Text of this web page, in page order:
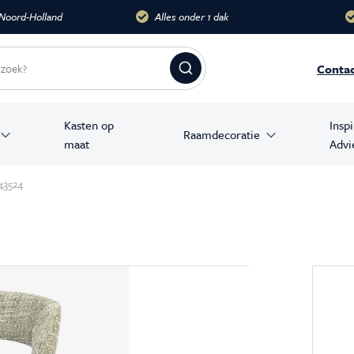
Meer dan 10.000 m2
Kasten op
maat
Raamdecoratie